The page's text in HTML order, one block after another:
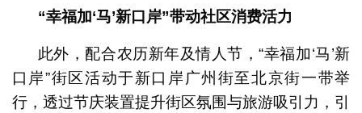
“幸福加‘马’新口岸”带动社区消费活力
此外，配合农历新年及情人节，“幸福加‘马’新
口岸”街区活动于新口岸广州街至北京街一带举
行，透过节庆装置提升街区氛围与旅游吸引力，引